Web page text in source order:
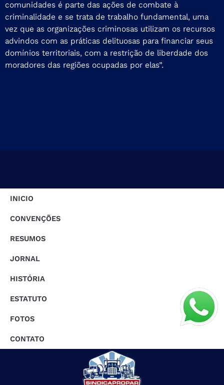
comunidades é parte das ações de combate à
criminalidade e se trata de trabalho fundamental, uma
vez que as organizações criminosas utilizam os recursos
advindos com as práticas delituosas para financiar seus
domínios territoriais, com a restrição de liberdade dos
moradores das regiões ocupadas por elas”.
INICIO
CONVENÇÕES
RESUMOS
JORNAL
HISTÓRIA
ESTATUTO
FOTOS
CONTATO